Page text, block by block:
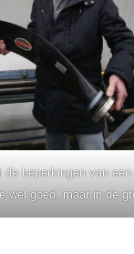
de beperkingen van
wel goed, maar in de